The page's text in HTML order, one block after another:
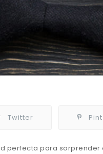
Twitter
perfecta para